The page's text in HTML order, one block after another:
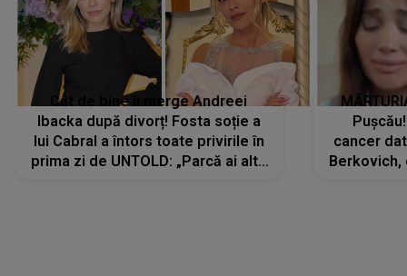
Cât de bine îi merge Andreei
Ibacka după divorț! Fosta soție a
lui Cabral a întors toate privirile în
prima zi de UNTOLD: „Parcă ai altă
cancer
Berkovich,